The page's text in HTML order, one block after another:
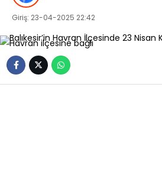
Giriş: 23-04-2025 22:42